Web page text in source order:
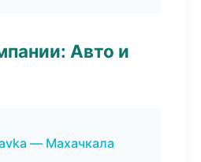
Авто и
— Махачкала